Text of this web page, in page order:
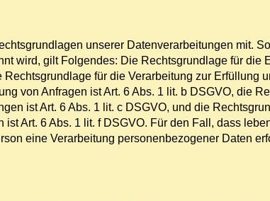
unserer Datenverarbeitungen mit.
wird, gilt Folgendes: Die Rechtsgrundlage für die
für die Verarbeitung zur Erfüllung
von Anfragen ist Art. 6 Abs. 1 lit. b DSGVO, die
ist Art. 6 Abs. 1 lit. c DSGVO, und die
Art. 6 Abs. 1 lit. f DSGVO. Für den Fall, dass
eine Verarbeitung personenbezogener Daten